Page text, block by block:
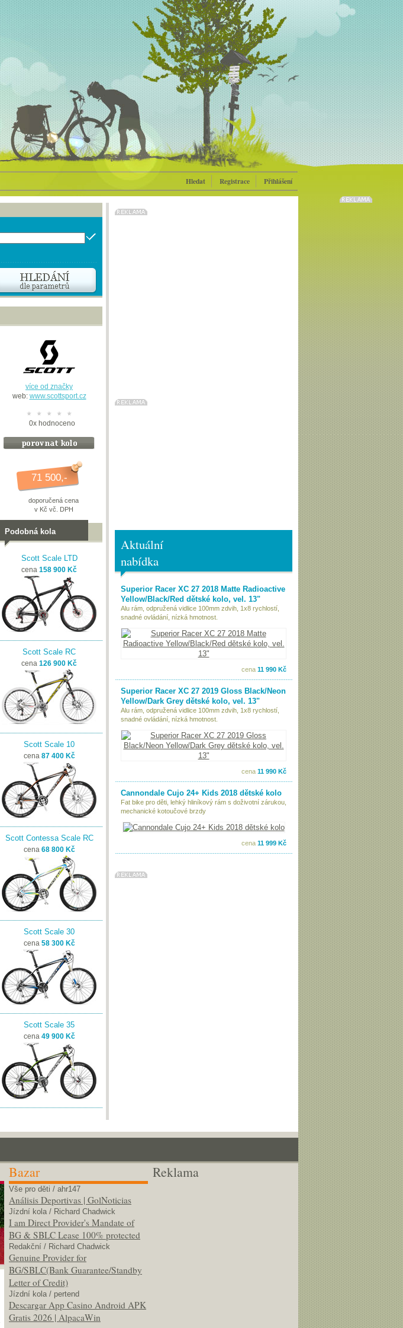
Hledat Registrace Přihlášení
více od značky
web: www.scottsport.cz
0xhodnoceno
71 500,-
doporučená cena
v Kč vč. DPH
Podobná kola
Scott Scale LTD
cena 158 900 Kč
Scott Scale RC
cena 126 900 Kč
Scott Scale 10
cena 87 400 Kč
Scott Contessa Scale RC
cena 68 800 Kč
Scott Scale 30
cena 58 300 Kč
Scott Scale 35
cena 49 900 Kč
Aktuální
nabídka
Superior Racer XC 27 2018 Matte Radioactive
Yellow/Black/Red dětské kolo, vel. 13"
Alu rám, odpružená vidlice 100mm zdvih, 1x8 rychlostí,
snadné ovládání, nízká hmotnost.
cena 11 990 Kč
Superior Racer XC 27 2019 Gloss Black/Neon
Yellow/Dark Grey dětské kolo, vel. 13"
Alu rám, odpružená vidlice 100mm zdvih, 1x8 rychlostí,
snadné ovládání, nízká hmotnost.
cena 11 990 Kč
Cannondale Cujo 24+ Kids 2018 dětské kolo
Fat bike pro děti, lehký hliníkový rám s doživotní zárukou,
mechanické kotoučové brzdy
cena 11 999 Kč
Bazar
Vše pro děti / ahr147
Análisis Deportivas | GolNoticias
Jízdní kola / Richard Chadwick
I am Direct Provider's Mandate of
BG & SBLC Lease 100% protected
Redakční / Richard Chadwick
Genuine Provider for
BG/SBLC(Bank Guarantee/Standby
Letter of Credit)
Jízdní kola / pertend
Descargar App Casino Android APK
Gratis 2026 | AlpacaWin
Reklama